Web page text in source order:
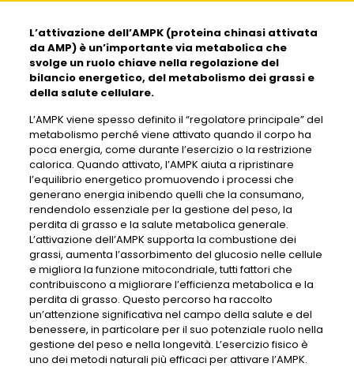
L’attivazione dell’AMPK (proteina chinasi attivata
da AMP) è un’importante via metabolica che
svolge un ruolo chiave nella regolazione del
bilancio energetico, del metabolismo dei grassi e
della salute cellulare.
L’AMPK viene spesso definito il “regolatore principale” del
metabolismo perché viene attivato quando il corpo ha
poca energia, come durante l’esercizio o la restrizione
calorica. Quando attivato, l’AMPK aiuta a ripristinare
l’equilibrio energetico promuovendo i processi che
generano energia inibendo quelli che la consumano,
rendendolo essenziale per la gestione del peso, la
perdita di grasso e la salute metabolica generale.
L’attivazione dell’AMPK supporta la combustione dei
grassi, aumenta l’assorbimento del glucosio nelle cellule
e migliora la funzione mitocondriale, tutti fattori che
contribuiscono a migliorare l’efficienza metabolica e la
perdita di grasso. Questo percorso ha raccolto
un’attenzione significativa nel campo della salute e del
benessere, in particolare per il suo potenziale ruolo nella
gestione del peso e nella longevità. L’esercizio fisico è
uno dei metodi naturali più efficaci per attivare l’AMPK.